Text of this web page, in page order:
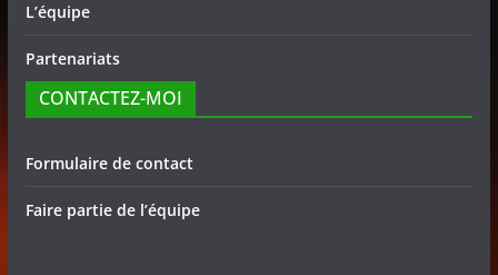
L’équipe
Partenariats
CONTACTEZ-MOI
Formulaire de contact
Faire partie de l’équipe